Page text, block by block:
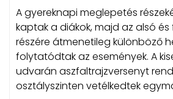
A gyereknapi meglepetés
kaptak a diákok, majd az alsó
részére átmenetileg különböző
folytatódtak az események. A
udvarán aszfaltrajzversenyt
osztályszinten vetélkedtek